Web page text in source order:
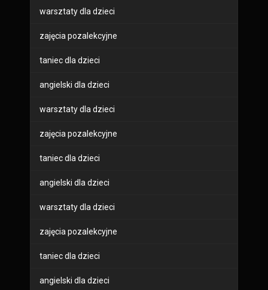
warsztaty dla dzieci
zajęcia pozalekcyjne
taniec dla dzieci
angielski dla dzieci
warsztaty dla dzieci
zajęcia pozalekcyjne
taniec dla dzieci
angielski dla dzieci
warsztaty dla dzieci
zajęcia pozalekcyjne
taniec dla dzieci
angielski dla dzieci